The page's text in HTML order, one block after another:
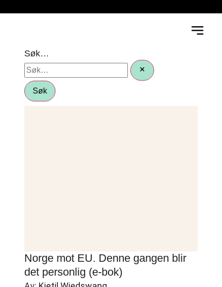
Søk…
Søk
Norge mot EU. Denne gangen blir
det personlig (e-bok)